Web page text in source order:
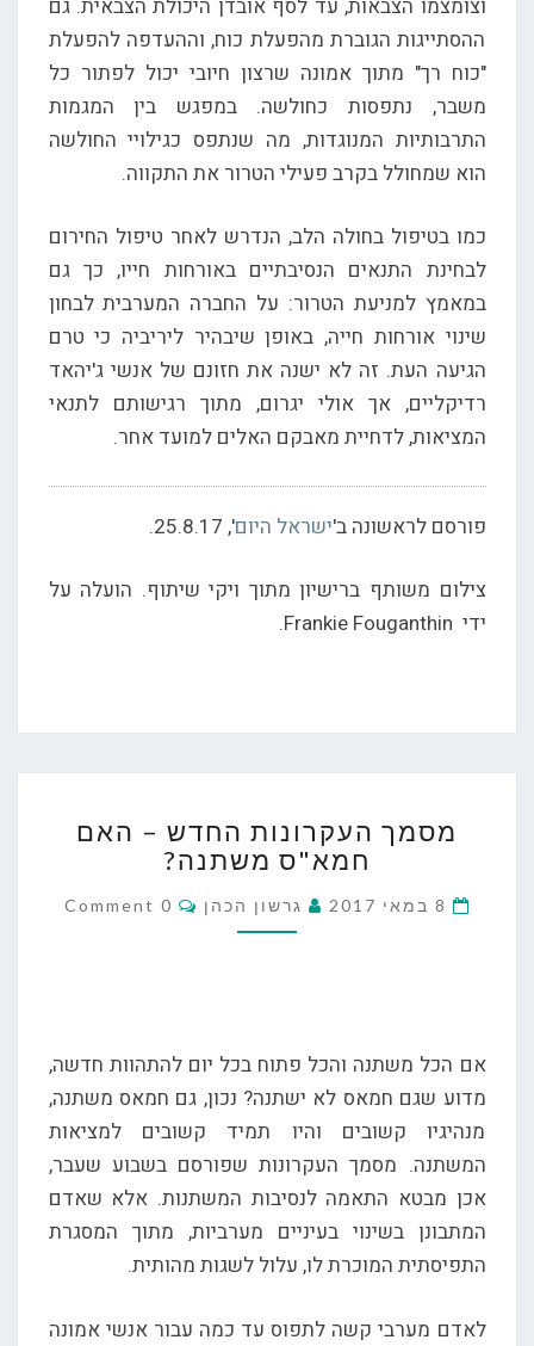
וצומצמו הצבאות, עד לסף אובדן היכולת הצבאית. גם
ההסתייגות הגוברת מהפעלת כוח, וההעדפה להפעלת
"כוח רך" מתוך אמונה שרצון חיובי יכול לפתור כל
משבר, נתפסות כחולשה. במפגש בין המגמות
התרבותיות המנוגדות, מה שנתפס כגילויי החולשה
הוא שמחולל בקרב פעילי הטרור את התקווה.
כמו בטיפול בחולה הלב, הנדרש לאחר טיפול החירום
לבחינת התנאים הנסיבתיים באורחות חייו, כך גם
במאמץ למניעת הטרור: על החברה המערבית לבחון
שינוי אורחות חייה, באופן שיבהיר ליריביה כי טרם
הגיעה העת. זה לא ישנה את חזונם של אנשי ג'יהאד
רדיקליים, אך אולי יגרום, מתוך רגישותם לתנאי
המציאות, לדחיית מאבקם האלים למועד אחר.
פורסם לראשונה ב'ישראל היום', 25.8.17.
צילום משותף ברישיון מתוך ויקי שיתוף. הועלה על
ידי Frankie Fouganthin.
העקרונות
החדש
האם
מסמך העקרונות החדש – האם
חמא"ס משתנה?
8 במאי 2017 גרשון הכהן Comments
0 Comment
אם הכל משתנה והכל פתוח בכל יום להתהוות חדשה,
מדוע שגם חמאס לא ישתנה? נכון, גם חמאס משתנה,
מנהיגיו קשובים והיו תמיד קשובים למציאות
המשתנה. מסמך העקרונות שפורסם בשבוע שעבר,
אכן מבטא התאמה לנסיבות המשתנות. אלא שאדם
המתבונן בשינוי בעיניים מערביות, מתוך המסגרת
התפיסתית המוכרת לו, עלול לשגות מהותית.
לאדם מערבי קשה לתפוס עד כמה עבור אנשי אמונה